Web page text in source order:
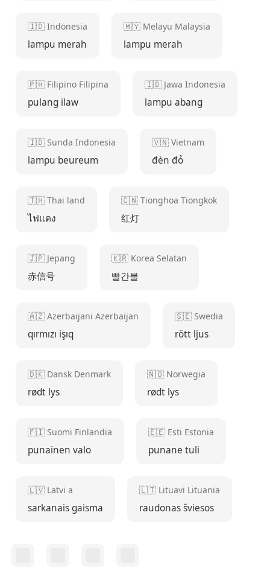
🇮🇩 Indonesia
lampu merah
🇲🇾 Melayu Malaysia
lampu merah
🇵🇭 Filipino Filipina
pulang ilaw
🇮🇩 Jawa Indonesia
lampu abang
🇮🇩 Sunda Indonesia
lampu beureum
🇻🇳 Vietnam
đèn đỏ
🇹🇭 Thai land
ไฟแดง
🇨🇳 Tionghoa Tiongkok
红灯
🇯🇵 Jepang
赤信号
🇰🇷 Korea Selatan
빨간불
🇦🇿 Azerbaijani Azerbaijan
qırmızı işıq
🇸🇪 Swedia
rött ljus
🇩🇰 Dansk Denmark
rødt lys
🇳🇴 Norwegia
rødt lys
🇫🇮 Suomi Finlandia
punainen valo
🇪🇪 Esti Estonia
punane tuli
🇱🇻 Latvi a
sarkanais gaisma
🇱🇹 Lituavi Lituania
raudonas šviesos